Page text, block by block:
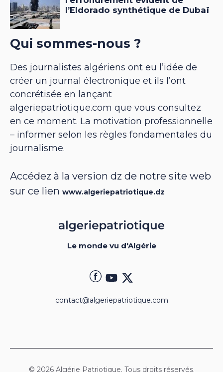
Qui sommes-nous ?
Des journalistes algériens ont eu l’idée de
créer un journal électronique et ils l’ont
concrétisée en lançant
algeriepatriotique.com que vous consultez
en ce moment. La motivation professionnelle
– informer selon les règles fondamentales du
journalisme.
Accédez à la version dz de notre site web
sur ce lien www.algeriepatriotique.dz
Le monde vu d'Algérie
contact@algeriepatriotique.com
© 2026 Algérie Patriotique. Tous droits réservés.